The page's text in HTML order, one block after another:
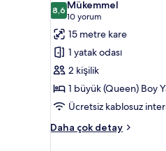
Room,
Non
smoking
için
tüm
fotoğrafları
görün
8,68,6 / 10
Mükemmel
10 yorum
(10
yorum)
15 metre kare
1 yatak odası
2 kişilik
1 büyük (Queen) Boy
Ücretsiz kablosuz
Daha çok detay
Deluxe